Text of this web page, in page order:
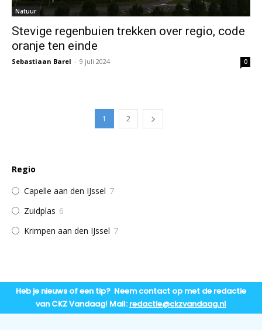
Natuur
Stevige regenbuien trekken over regio, code
oranje ten einde
Sebastiaan Barel - 9 juli 2024 0
1 2
Regio
Capelle aan den IJssel 7
Zuidplas 6
Krimpen aan den IJssel 7
Heb je nieuws of een tip? Neem contact op met de redactie
van CKZ Vandaag! Mail: redactie@ckzvandaag.nl